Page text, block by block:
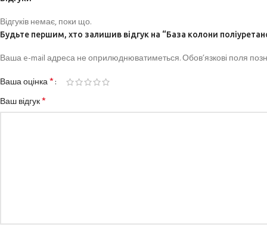
Відгуків немає, поки що.
Будьте першим, хто залишив відгук на “База колони
Ваша e-mail адреса не оприлюднюватиметься.Обов’язкові поля
Ваша оцінка*
Ваш відгук*